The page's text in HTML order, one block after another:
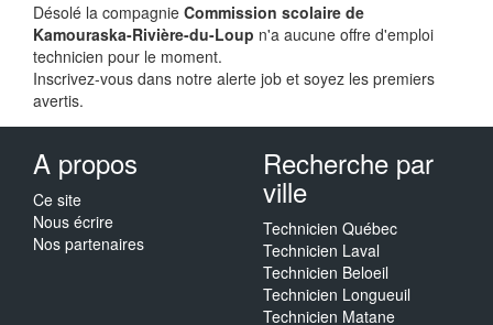
Désolé la compagnie Commission scolaire de
Kamouraska-Rivière-du-Loup n'a aucune offre d'emploi
technicien pour le moment.
Inscrivez-vous dans notre alerte job et soyez les premiers
avertis.
A propos
Ce site
Nous écrire
Nos partenaires
Recherche par
ville
Technicien Québec
Technicien Laval
Technicien Beloeil
Technicien Longueuil
Technicien Matane